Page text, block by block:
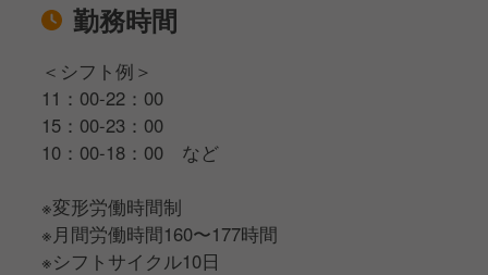
勤務時間
＜シフト例＞
11：00-22：00
15：00-23：00
10：00-18：00 など
※変形労働時間制
※月間労働時間160〜177時間
※シフトサイクル10日